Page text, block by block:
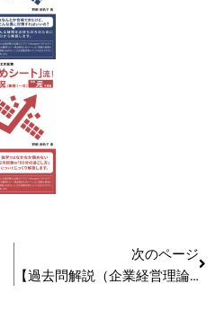
次のページ
【過去問解説（企業経営理論）】R2 第35問 マーケティングコンセプト